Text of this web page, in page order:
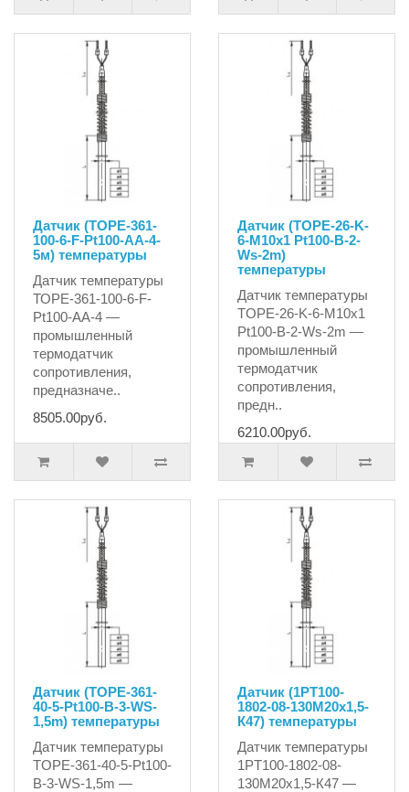
Датчик (ТОРЕ-361-
100-6-F-Pt100-AA-4-
5м) температуры
Датчик температуры
ТОPE-361-100-6-F-
Pt100-AA-4 —
промышленный
термодатчик
сопротивления,
предназначе..
8505.00руб.
Датчик (TOPE-26-K-
6-M10x1 Pt100-B-2-
Ws-2m)
температуры
Датчик температуры
TOPE-26-K-6-M10x1
Pt100-B-2-Ws-2m —
промышленный
термодатчик
сопротивления,
предн..
6210.00руб.
Датчик (TOPE-361-
40-5-Pt100-B-3-WS-
1,5m) температуры
Датчик температуры
TOPE-361-40-5-Pt100-
B-3-WS-1,5m —
Датчик (1PT100-
1802-08-130M20х1,5-
К47) температуры
Датчик температуры
1PT100-1802-08-
130M20х1,5-К47 —